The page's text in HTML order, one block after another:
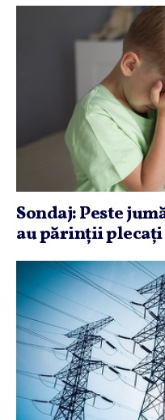
Sondaj: Peste
au părinţii plecaţi